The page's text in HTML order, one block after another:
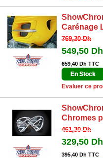
Carénage
769,30 Dh
549,50 Dh
659,40 Dh TTC
En Stock
Evaluer ce
Chromes
461,30 Dh
329,50 Dh
395,40 Dh TTC